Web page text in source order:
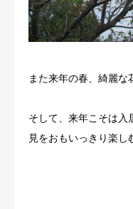
また来年の春、綺麗な
そして、来年こそは入
見をおもいっきり楽